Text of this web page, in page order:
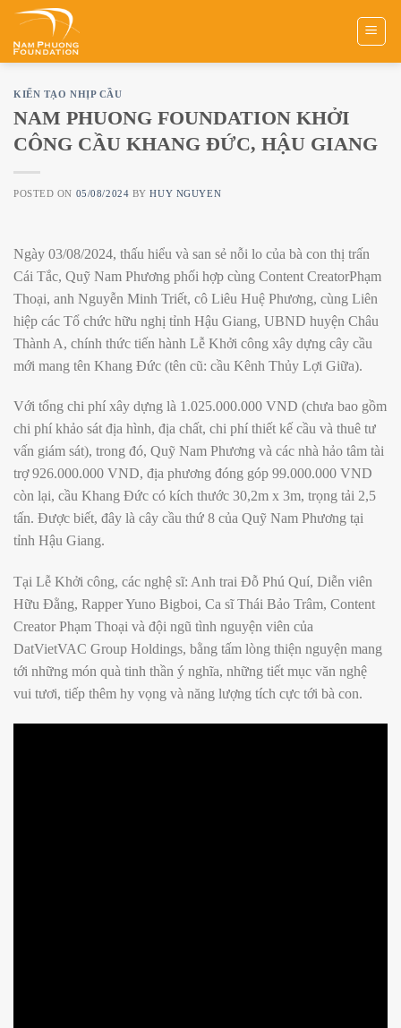
Skip
content
KIẾN TẠO NHỊP CẦU
NAM PHUONG FOUNDATION KHỞI
CÔNG CẦU KHANG ĐỨC, HẬU GIANG
POSTED ON 05/08/2024 BYHUY NGUYEN
Ngày 03/08/2024, thấu hiểu và san sẻ nỗi lo của bà con thị trấn
Cái Tắc, Quỹ Nam Phương phối hợp cùng Content CreatorPhạm
Thoại, anh Nguyễn Minh Triết, cô Liêu Huệ Phương, cùng Liên
hiệp các Tổ chức hữu nghị tỉnh Hậu Giang, UBND huyện Châu
Thành A, chính thức tiến hành Lễ Khởi công xây dựng cây cầu
mới mang tên Khang Đức (tên cũ: cầu Kênh Thủy Lợi Giữa).
Với tổng chi phí xây dựng là 1.025.000.000 VND (chưa bao gồm
chi phí khảo sát địa hình, địa chất, chi phí thiết kế cầu và thuê tư
vấn giám sát), trong đó, Quỹ Nam Phương và các nhà hảo tâm tài
trợ 926.000.000 VND, địa phương đóng góp 99.000.000 VND
còn lại, cầu Khang Đức có kích thước 30,2m x 3m, trọng tải 2,5
tấn. Được biết, đây là cây cầu thứ 8 của Quỹ Nam Phương tại
tỉnh Hậu Giang.
Tại Lễ Khởi công, các nghệ sĩ: Anh trai Đỗ Phú Quí, Diễn viên
Hữu Đằng, Rapper Yuno Bigboi, Ca sĩ Thái Bảo Trâm, Content
Creator Phạm Thoại và đội ngũ tình nguyện viên của
DatVietVAC Group Holdings, bằng tấm lòng thiện nguyện mang
tới những món quà tinh thần ý nghĩa, những tiết mục văn nghệ
vui tươi, tiếp thêm hy vọng và năng lượng tích cực tới bà con.